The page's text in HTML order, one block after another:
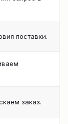
поставки.
заказ.